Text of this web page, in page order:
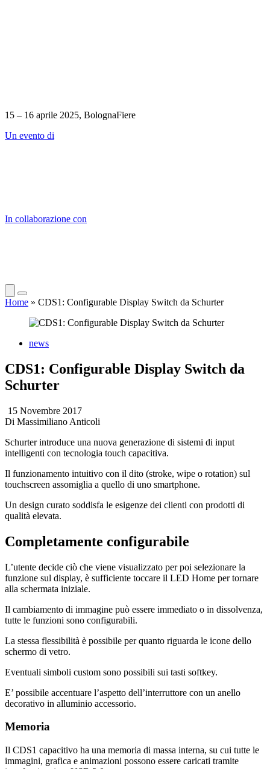
15 – 16 aprile 2025, BolognaFiere
Un evento di
In collaborazione con
Home » CDS1: Configurable Display Switch da Schurter
news
CDS1: Configurable Display Switch da
Schurter
15 Novembre 2017
Di Massimiliano Anticoli
Schurter introduce una nuova generazione di sistemi di input
intelligenti con tecnologia touch capacitiva.
Il funzionamento intuitivo con il dito (stroke, wipe o rotation) sul
touchscreen assomiglia a quello di uno smartphone.
Un design curato soddisfa le esigenze dei clienti con prodotti di
qualità elevata.
Completamente configurabile
L’utente decide ciò che viene visualizzato per poi selezionare la
funzione sul display, è sufficiente toccare il LED Home per tornare
alla schermata iniziale.
Il cambiamento di immagine può essere immediato o in dissolvenza,
tutte le funzioni sono configurabili.
La stessa flessibilità è possibile per quanto riguarda le icone dello
schermo di vetro.
Eventuali simboli custom sono possibili sui tasti softkey.
E’ possibile accentuare l’aspetto dell’interruttore con un anello
decorativo in alluminio accessorio.
Memoria
Il CDS1 capacitivo ha una memoria di massa interna, su cui tutte le
immagini, grafica e animazioni possono essere caricati tramite